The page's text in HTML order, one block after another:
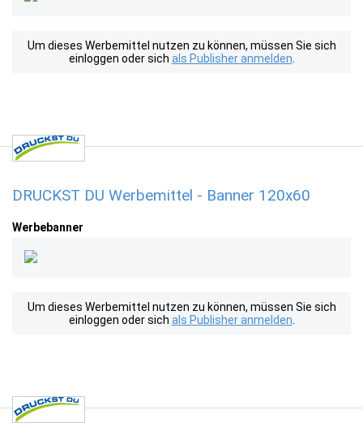
Um dieses Werbemittel nutzen zu können, müssen Sie sich
einloggen oder sich als Publisher anmelden
DRUCKST DU Werbemittel - Banner 120x60
Werbebanner
Um dieses Werbemittel nutzen zu können, müssen Sie sich
einloggen oder sich als Publisher anmelden